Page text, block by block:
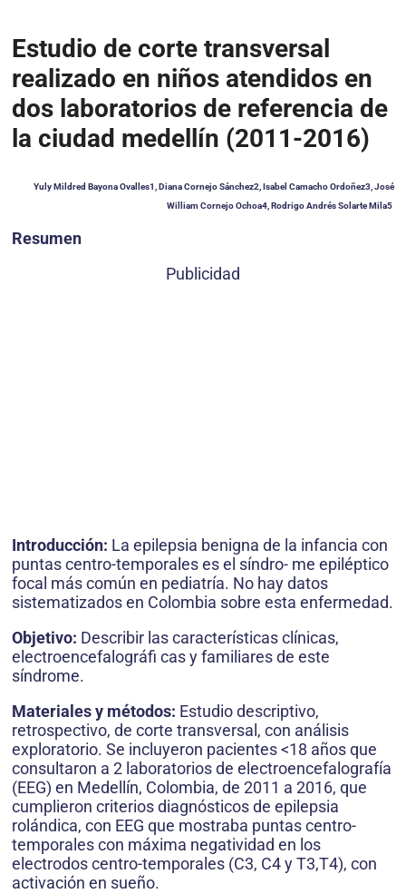
Estudio de corte transversal
realizado en niños atendidos en
dos laboratorios de referencia de
la ciudad medellín (2011-2016)
Yuly Mildred Bayona Ovalles1 , Diana Cornejo Sánchez2, Isabel Camacho Ordoñez3, José
William Cornejo Ochoa4, Rodrigo Andrés Solarte Mila5
Resumen
Publicidad
Introducción: La epilepsia benigna de la infancia con
puntas centro-temporales es el síndro- me epiléptico
focal más común en pediatría. No hay datos
sistematizados en Colombia sobre esta enfermedad.
Objetivo: Describir las características clínicas,
electroencefalográfi cas y familiares de este
síndrome.
Materiales y métodos: Estudio descriptivo,
retrospectivo, de corte transversal, con análisis
exploratorio. Se incluyeron pacientes <18 años que
consultaron a 2 laboratorios de electroencefalografía
(EEG) en Medellín, Colombia, de 2011 a 2016, que
cumplieron criterios diagnósticos de epilepsia
rolándica, con EEG que mostraba puntas centro-
temporales con máxima negatividad en los
electrodos centro-temporales (C3, C4 y T3,T4), con
activación en sueño.